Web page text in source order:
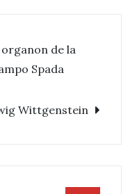
de la
Spada
Wittgenstein